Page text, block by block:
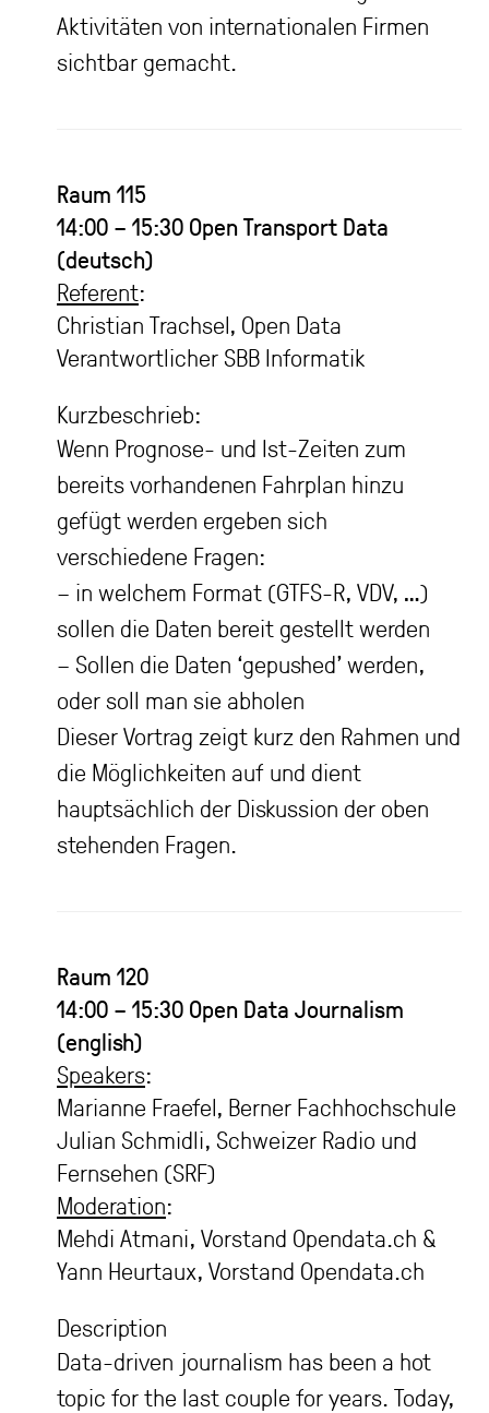
Aktivitäten von internationalen Firmen
sichtbar gemacht.
Raum 115
14:00 – 15:30 Open Transport Data
(deutsch)
Referent:
Christian Trachsel, Open Data
Verantwortlicher SBB Informatik
Kurzbeschrieb:
Wenn Prognose- und Ist-Zeiten zum
bereits vorhandenen Fahrplan hinzu
gefügt werden ergeben sich
verschiedene Fragen:
– in welchem Format (GTFS-R, VDV, …)
sollen die Daten bereit gestellt werden
– Sollen die Daten ‘gepushed’ werden,
oder soll man sie abholen
Dieser Vortrag zeigt kurz den Rahmen und
die Möglichkeiten auf und dient
hauptsächlich der Diskussion der oben
stehenden Fragen.
Raum 120
14:00 – 15:30 Open Data Journalism
(english)
Speakers:
Marianne Fraefel, Berner Fachhochschule
Julian Schmidli, Schweizer Radio und
Fernsehen (SRF)
Moderation:
Mehdi Atmani, Vorstand Opendata.ch &
Yann Heurtaux, Vorstand Opendata.ch
Description
Data-driven journalism has been a hot
topic for the last couple for years. Today,